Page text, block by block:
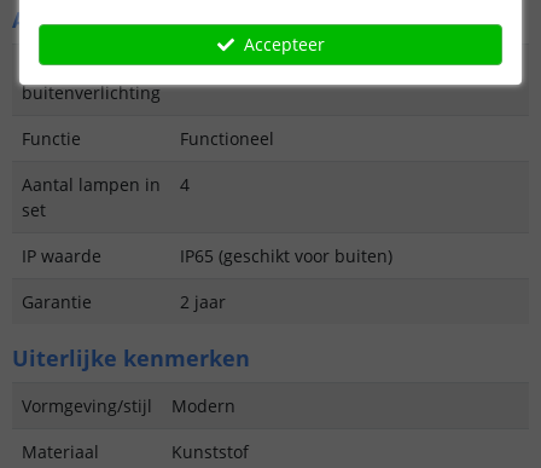
Algemene kenmerken
Type
buitenverlichting
Wandlamp
Functie
Functioneel
Aantal lampen in
set
4
IP waarde
IP65 (geschikt voor buiten)
Garantie
2 jaar
Uiterlijke kenmerken
Vormgeving/stijl
Modern
Materiaal
Kunststof
Accepteer